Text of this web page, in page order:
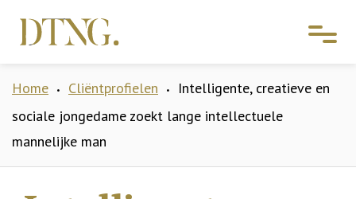
Home • Cliëntprofielen •
Intelligente, creatieve en
sociale jongedame zoekt lange intellectuele
mannelijke man